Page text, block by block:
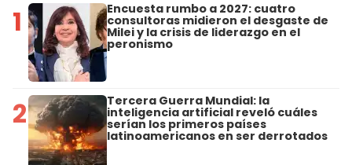
1 Encuesta rumbo a 2027: cuatro
consultoras midieron el desgaste de
Milei y la crisis de liderazgo en el
peronismo
2 Tercera Guerra Mundial: la
inteligencia artificial reveló cuáles
serían los primeros países
latinoamericanos en ser derrotados